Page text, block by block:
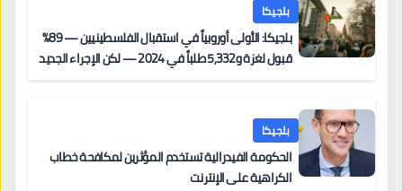
بلجيكا
بلجيكا: الأولى أوروبياً في استقبال الفلسطينيين — 89%
قبول لغزة و5,332 طلباً في 2024 — لكن الإجراء الجديد
بلجيكا
الحكومة الفيدرالية تستخدم المؤثرين لمكافحة خطاب
الكراهية على الإنترنت